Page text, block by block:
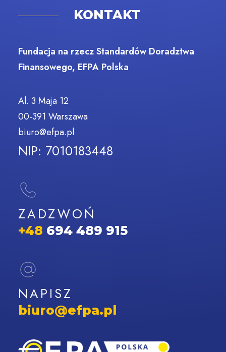
KONTAKT
Fundacja na rzecz Standardów Doradztwa
Finansowego, EFPA Polska
Al. 3 Maja 12
00-391 Warszawa
biuro@efpa.pl
NIP: 7010183448
ZADZWOŃ
+48 694 489 915
NAPISZ
biuro@efpa.pl